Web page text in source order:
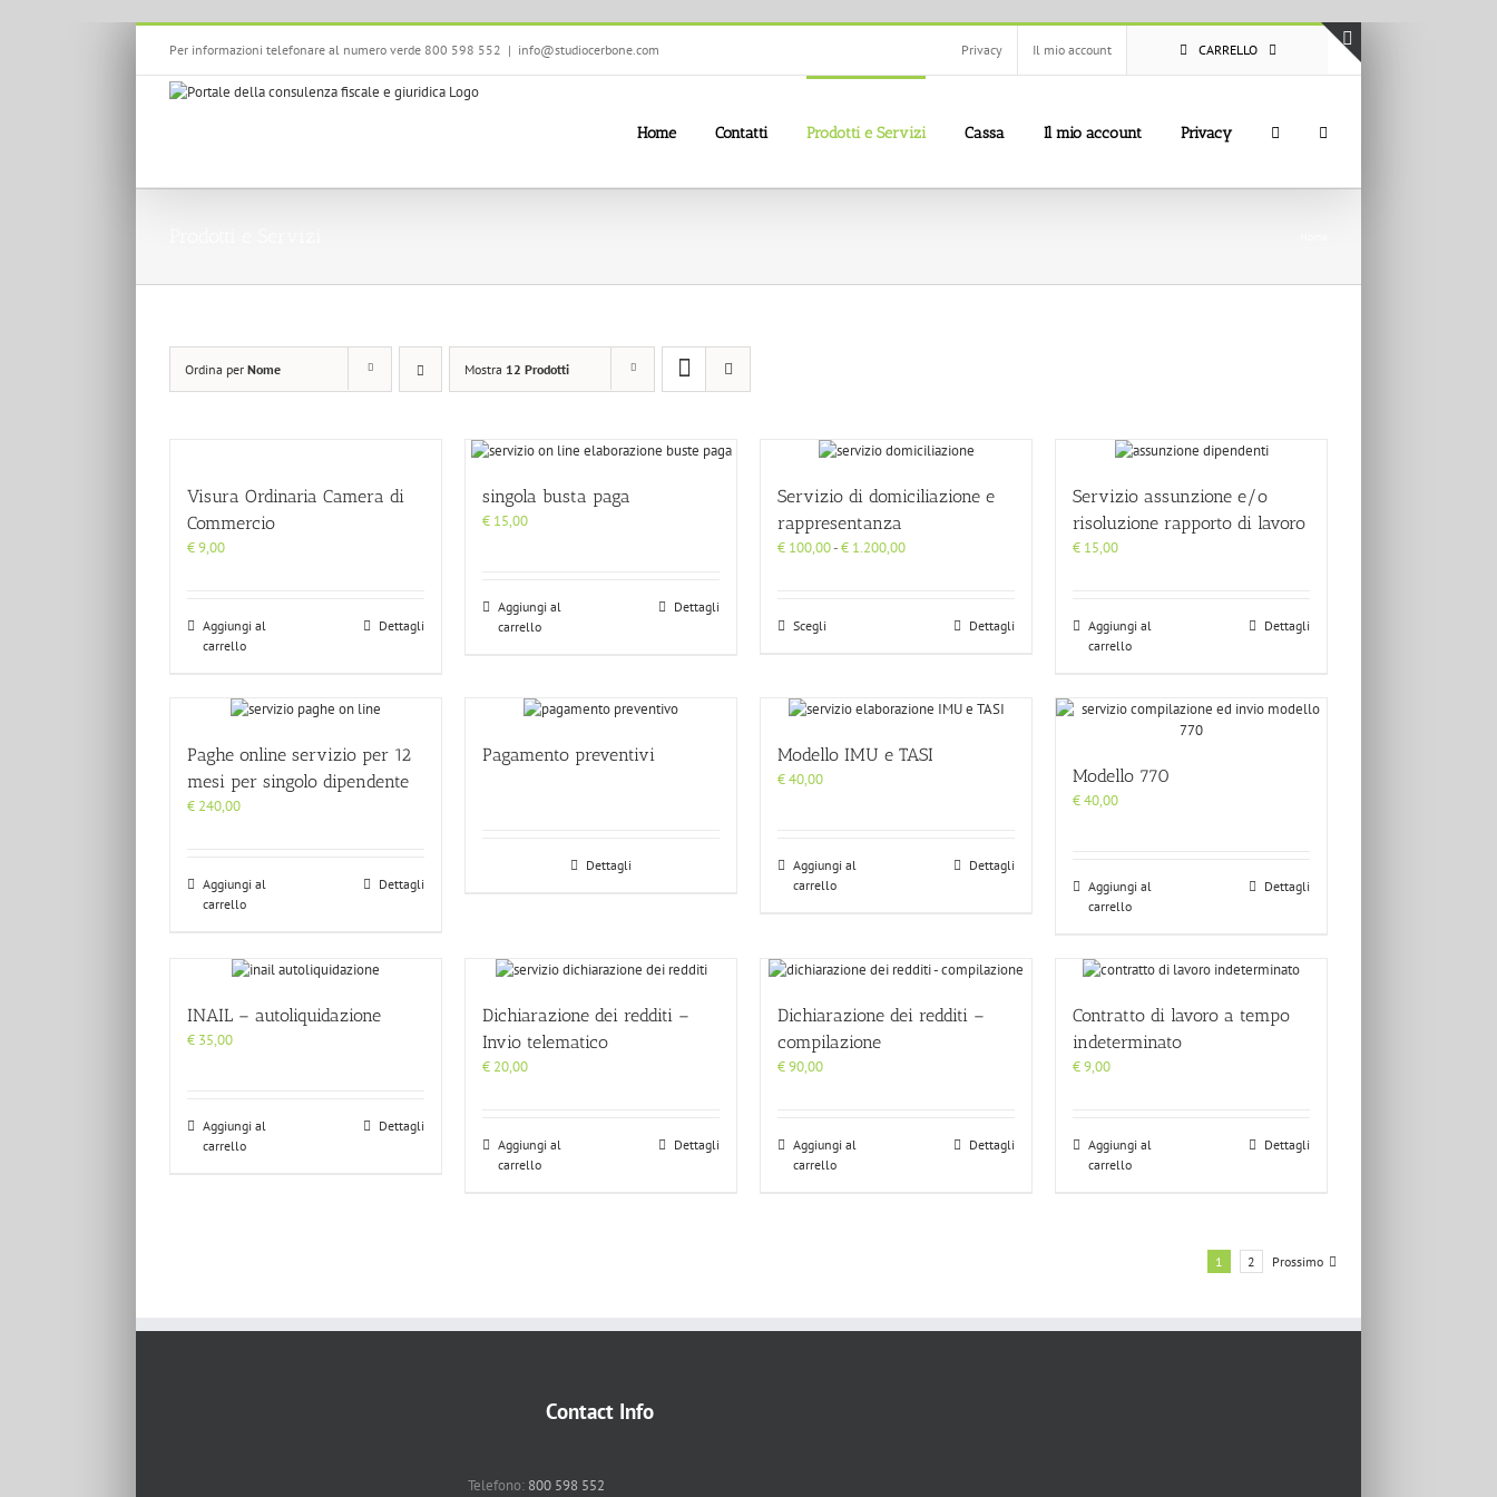
Per informazioni telefonare al numero verde 800 598 552 | info@studiocerbone.com Privacy Il mio account CARRELLO
Home Contatti Prodotti e Servizi Cassa Il mio account Privacy
Ordina per Nome Mostra 12 Prodotti
Visura Ordinaria Camera di
Commercio
€9,00
Aggiungi al
carrello
Dettagli
singola busta paga
€ 15,00
Aggiungi al
carrello
Dettagli
Servizio di domiciliazione e
rappresentanza
€ 100,00-€ 1.200,00Fascia
€ 100,00
Scegli Dettagli
Servizio assunzione e/o
risoluzione rapporto di lavoro
€ 15,00
Aggiungi al
carrello
Dettagli
Paghe online servizio per 12
mesi per singolo dipendente
€ 240,00
Aggiungi al
carrello
Dettagli
Pagamento preventivi
Dettagli
Modello IMU e TASI
€40,00
Aggiungi al
carrello
Dettagli
Modello 770
€40,00
Aggiungi al
carrello
Dettagli
INAIL – autoliquidazione
€ 35,00
Aggiungi al
carrello
Dettagli
Dichiarazione dei redditi –
Invio telematico
€ 20,00
Aggiungi al
carrello
Dettagli
Dichiarazione dei redditi –
compilazione
€90,00
Aggiungi al
carrello
Dettagli
Contratto di lavoro a tempo
indeterminato
€9,00
Aggiungi al
carrello
Dettagli
1 2 Prossimo
Contact Info
Telefono: 800 598 552
Toggle